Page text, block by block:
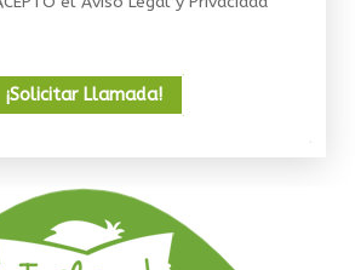
¡Solicitar Llamada!